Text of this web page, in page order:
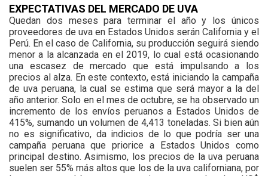
EXPECTATIVAS DEL MERCADO DE UVA
Quedan dos meses para terminar el año y los únicos
proveedores de uva en Estados Unidos serán California y el
Perú. En el caso de California, su producción seguirá siendo
menor a la alcanzada en el 2019, lo cual está ocasionando
una escasez de mercado que está impulsando a los
precios al alza. En este contexto, está iniciando la campaña
de uva peruana, la cual se estima que será mayor a la del
año anterior. Solo en el mes de octubre, se ha observado un
incremento de los envíos peruanos a Estados Unidos de
415%, sumando un volumen de 4,413 toneladas. Si bien aún
no es significativo, da indicios de lo que podría ser una
campaña peruana que priorice a Estados Unidos como
principal destino. Asimismo, los precios de la uva peruana
suelen ser 55% más altos que los de la uva californiana, por